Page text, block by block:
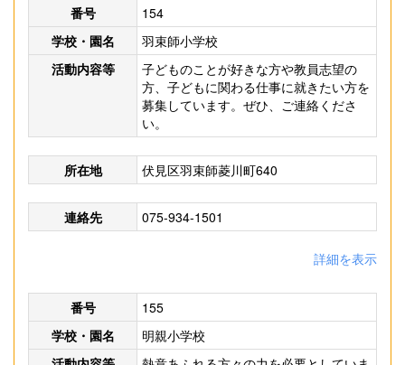
番号
154
学校・園名
羽束師小学校
活動内容等
子どものことが好きな方や教員志望の
方、子どもに関わる仕事に就きたい方を
募集しています。ぜひ、ご連絡くださ
い。
所在地 伏見区羽束師菱川町640
連絡先 075-934-1501
詳細を表示
番号
155
学校・園名
明親小学校